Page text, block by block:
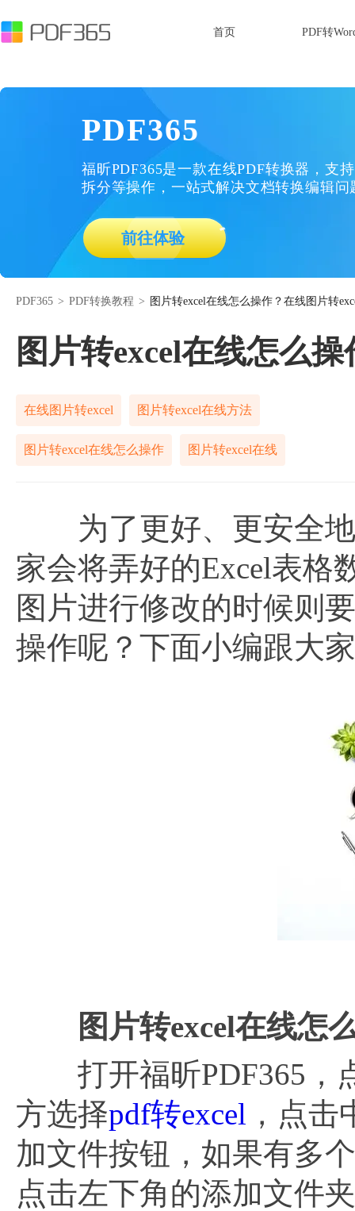
首页 PDF转
PDF365
福昕PDF365是一款在线PDF转换器，支
拆分等操作，一站式解决文档转换编辑问
前往体验
PDF365 > PDF转换教程 > 图片转excel在线怎么操作？在线图片转
图片转excel在线怎么
在线图片转excel 图片转excel在线方法
图片转excel在线怎么操作 图片转excel在线
为了更好、更安全地
家会将弄好的Excel表格
图片进行修改的时候则要
操作呢？下面小编跟大
图片转excel在线怎
打开福昕PDF365，
方选择pdf转excel ，点
加文件按钮，如果有多
点击左下角的添加文件